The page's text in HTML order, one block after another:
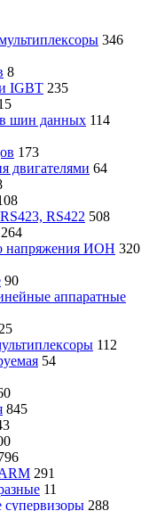
346
8
IGBT 235
шин данных 114
173
двигателями 64
RS422 508
264
напряжения ИОН 320
90
аппаратные
25
112
54
845
291
11
288